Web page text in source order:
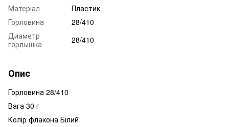
Матеріал
Пластик
Горловина
28/410
Диаметр
горлышка
28/410
Опис
Горловина 28/410
Вага 30 г
Колір флакона Білий